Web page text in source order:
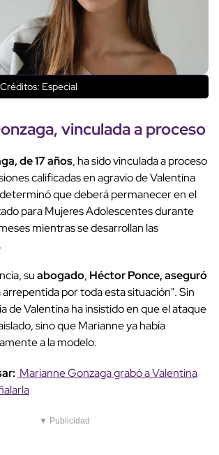
Créditos: Especial
vinculada a proceso
de 17 años, ha sido vinculada a proceso
calificadas en agravio de Valentina
que deberá permanecer en el
para Mujeres Adolescentes durante
mientras se desarrollan las
.
suabogado, Héctor Ponce, aseguró
arrepentida por toda esta situación". Sin
de Valentina ha insistido en que el ataque
sino que Marianne ya había
a la modelo.
Marianne Gonzaga grabó a Valentina
▼ Publicidad